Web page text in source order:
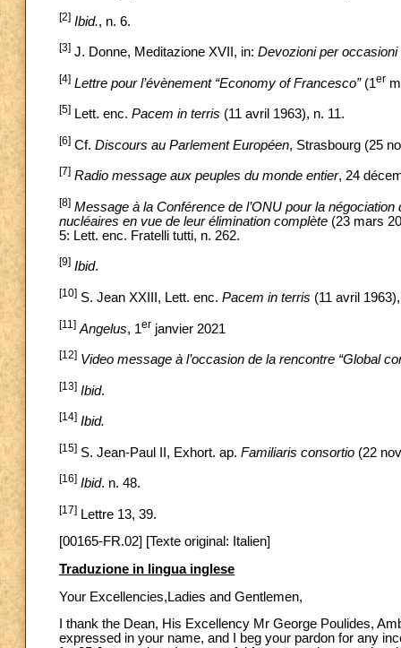
[2] Ibid., n. 6.
[3] J. Donne, Meditazione XVII, in: Devozioni per occasioni
[4] Lettre pour l’évènement “Economy of Francesco”(1er
[5] Lett. enc. Pacem in terris (11 avril 1963), n. 11.
[6] Cf. Discours au Parlement Européen, Strasbourg (25
[7] Radio message aux peuples du monde entier, 24
[8] Message à la Conférence de l’ONU pour la
nucléaires en vue de leur élimination complète (23 mars
5: Lett. enc. Fratelli tutti, n. 262.
[9] Ibid.
[10] S. Jean XXIII, Lett. enc. Pacem in terris (11 avril
[11] Angelus, 1er janvier 2021
[12] Video message à l’occasion de la rencontre “Global
[13] Ibid.
[14] Ibid.
[15] S. Jean-Paul II, Exhort. ap. Familiaris consortio (22
[16] Ibid. n. 48.
[17] Lettre 13, 39.
[00165-FR.02] [Texte original: Italien]
Traduzione in lingua inglese
Your Excellencies,Ladies and Gentlemen,
I thank the Dean, His Excellency Mr George Poulides,
expressed in your name, and I beg your pardon for any